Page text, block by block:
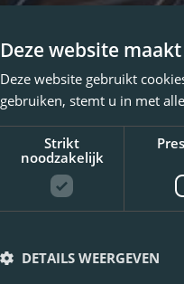
Deze website
Deze website gebruikt
gebruiken, stemt u in met
Strikt
noodzakelijk
DETAILS WEERGEVEN